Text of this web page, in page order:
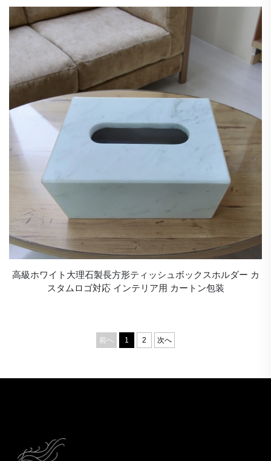
高級ホワイト大理石製長方形ティッシュボックスホルダー カ
スタムロゴ対応 インテリア用 カートン包装
前へ 1 2 次へ